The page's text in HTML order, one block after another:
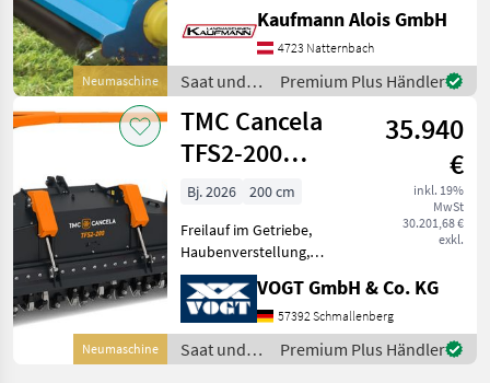
Neumaschine
Getriebe mit integriertem
Freilauf PTO 1 3/8” Z6 –
Rotor mit linear
Schnittsystem – Anbaubock
fest – Eck
Kaufmann Alois GmbH
4723 Natternbach
Saat und
Pflege /
Zanon
Premium Plus Händler
Neumaschine
TMC Cancela
TFS2-200
Forstmulcher
/Mulchfräse
35.940
€
inkl. 19%
MwSt
30.201,68 €
exkl.
Bj. 2026
200 cm
Freilauf im Getriebe,
Haubenverstellung,
Kettenschutz, seitliche
Kufen VOGT Profitechnik –
Ihr Generalimporteur für
TMC CANCELA in
Deutschland & Österreich =
VOGT GmbH & Co. KG
57392 Schmallenberg
Saat und
Pflege /
Premium Plus Händler